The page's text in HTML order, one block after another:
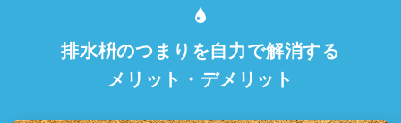
排水枡のつまりを自力で解消する
メリット・デメリット